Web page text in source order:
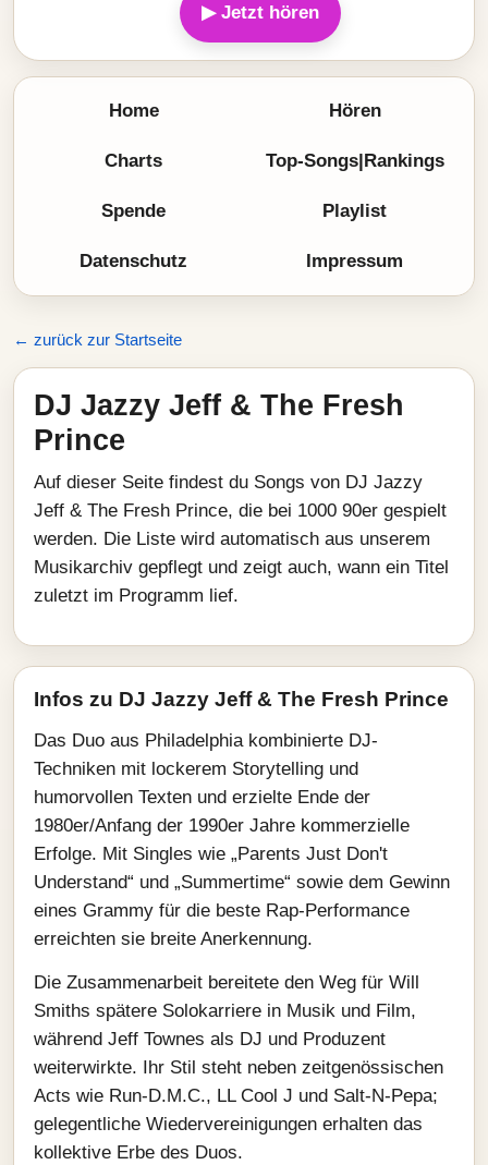
▶ Jetzt hören
Home Hören
Charts Top-Songs|Rankings
Spende Playlist
Datenschutz Impressum
← zurück zur Startseite
DJ Jazzy Jeff & The Fresh
Prince
Auf dieser Seite findest du Songs von DJ Jazzy
Jeff & The Fresh Prince, die bei 1000 90er gespielt
werden. Die Liste wird automatisch aus unserem
Musikarchiv gepflegt und zeigt auch, wann ein Titel
zuletzt im Programm lief.
Infos zu DJ Jazzy Jeff & The Fresh Prince
Das Duo aus Philadelphia kombinierte DJ-
Techniken mit lockerem Storytelling und
humorvollen Texten und erzielte Ende der
1980er/Anfang der 1990er Jahre kommerzielle
Erfolge. Mit Singles wie „Parents Just Don't
Understand“ und „Summertime“ sowie dem Gewinn
eines Grammy für die beste Rap-Performance
erreichten sie breite Anerkennung.
Die Zusammenarbeit bereitete den Weg für Will
Smiths spätere Solokarriere in Musik und Film,
während Jeff Townes als DJ und Produzent
weiterwirkte. Ihr Stil steht neben zeitgenössischen
Acts wie Run-D.M.C., LL Cool J und Salt-N-Pepa;
gelegentliche Wiedervereinigungen erhalten das
kollektive Erbe des Duos.